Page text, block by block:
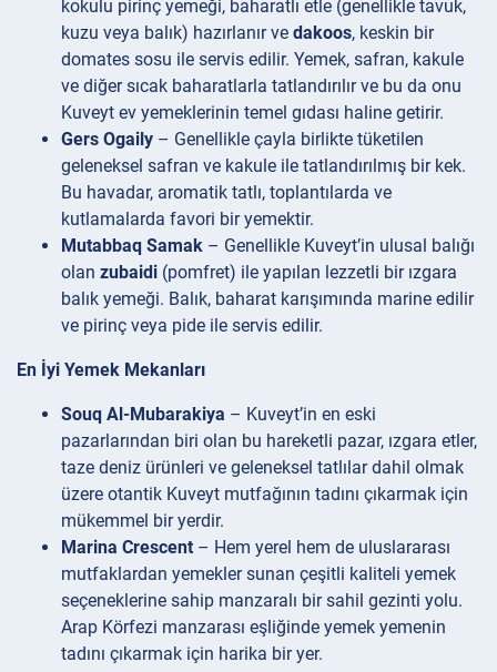
kokulu pirinç yemeği, baharatlı etle (genellikle tavuk,
kuzu veya balık) hazırlanır ve dakoos, keskin bir
domates sosu ile servis edilir. Yemek, safran, kakule
ve diğer sıcak baharatlarla tatlandırılır ve bu da onu
Kuveyt ev yemeklerinin temel gıdası haline getirir.
Gers Ogaily – Genellikle çayla birlikte tüketilen
geleneksel safran ve kakule ile tatlandırılmış bir kek.
Bu havadar, aromatik tatlı, toplantılarda ve
kutlamalarda favori bir yemektir.
Mutabbaq Samak – Genellikle Kuveyt’in ulusal balığı
olan zubaidi (pomfret) ile yapılan lezzetli bir ızgara
balık yemeği. Balık, baharat karışımında marine edilir
ve pirinç veya pide ile servis edilir.
En İyi Yemek Mekanları
Souq Al-Mubarakiya – Kuveyt’in en eski
pazarlarından biri olan bu hareketli pazar, ızgara etler,
taze deniz ürünleri ve geleneksel tatlılar dahil olmak
üzere otantik Kuveyt mutfağının tadını çıkarmak için
mükemmel bir yerdir.
Marina Crescent – ​​Hem yerel hem de uluslararası
mutfaklardan yemekler sunan çeşitli kaliteli yemek
seçeneklerine sahip manzaralı bir sahil gezinti yolu.
Arap Körfezi manzarası eşliğinde yemek yemenin
tadını çıkarmak için harika bir yer.